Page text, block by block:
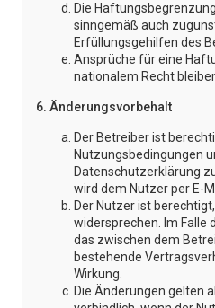
Die
sinngemäß auch
Erfüllungsgehilfen des
Ansprüche für eine
nationalem Recht
6. Änderungsvorbehalt
Der Betreiber ist
Nutzungsbedingungen
Datenschutzerklärung
wird dem Nutzer per E-
Der Nutzer ist
widersprechen. Im Falle
das zwischen dem
bestehende
Wirkung.
Die Änderungen gelten